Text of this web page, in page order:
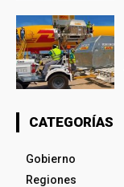
CATEGORÍAS
Gobierno
Regiones